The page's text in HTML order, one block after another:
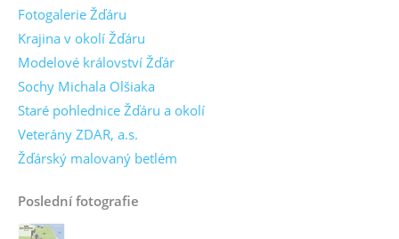
Fotogalerie Žďáru
Krajina v okolí Žďáru
Modelové království Žďár
Sochy Michala Olšiaka
Staré pohlednice Žďáru a okolí
Veterány ZDAR, a.s.
Žďárský malovaný betlém
Poslední fotografie